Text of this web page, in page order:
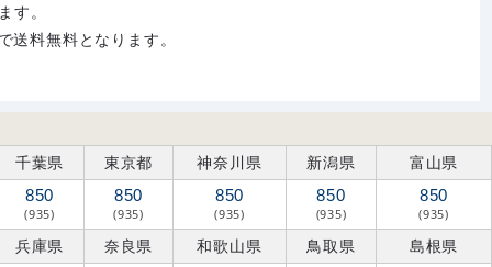
す。
料無料となります。
千葉県 東京都 神奈川県 新潟県 富山県
850
(935)
850
(935)
850
(935)
850
(935)
850
(935)
兵庫県 奈良県 和歌山県 鳥取県 島根県